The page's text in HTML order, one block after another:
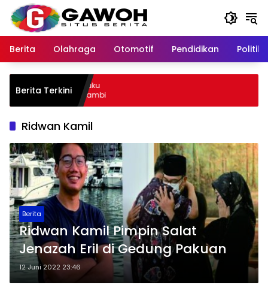
Langsung
konten
Berita
Olahraga Otomotif Pendidikan Politik
Berita Terkini
Tangkap Pelaku
Kabur ke Jambi
Ridwan Kamil
Berita
Ridwan Kamil Pimpin Salat
Jenazah Eril di Gedung Pakuan
12 Juni 2022 23:46